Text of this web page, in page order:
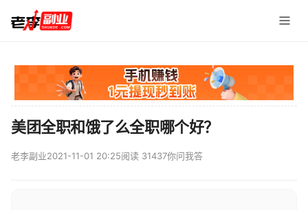
美团全职和饿了么全职哪个好？
老李副业2021-11-01 20:25阅读 31437你问我答